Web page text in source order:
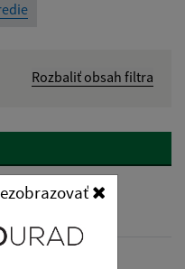
Rozbaliť obsah filtra